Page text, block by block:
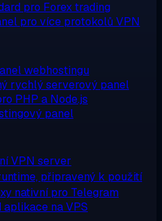
pro Forex trading
pro více protokolů VPN
webhostingu
rychlý serverový panel
PHP a Node.js
panel
VPN server
připravený k použití
nativní pro Telegram
aplikace na VPS